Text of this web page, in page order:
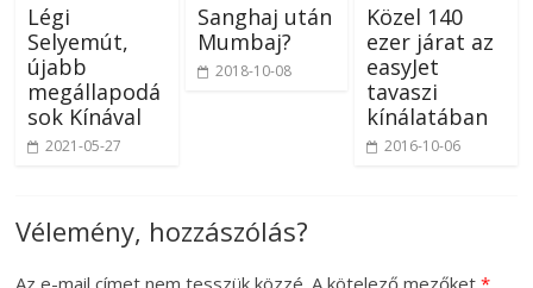
Légi
Selyemút,
újabb
megállapodá
sok Kínával
2021-05-27
Sanghaj után
Mumbaj?
2018-10-08
Közel 140
ezer járat az
easyJet
tavaszi
kínálatában
2016-10-06
Vélemény, hozzászólás?
Az e-mail címet nem tesszük közzé. A kötelező mezőket*